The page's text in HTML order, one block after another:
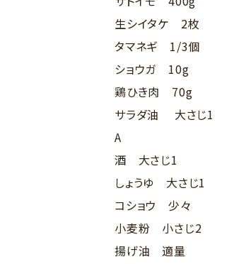
生シイタケ 2枚
タマネギ 1/3個
ショウガ 10g
鶏ひき肉 70g
サラダ油 大さじ1
A
酒 大さじ1
しょうゆ 大さじ1
コショウ 少々
小麦粉 小さじ2
揚げ油 適量